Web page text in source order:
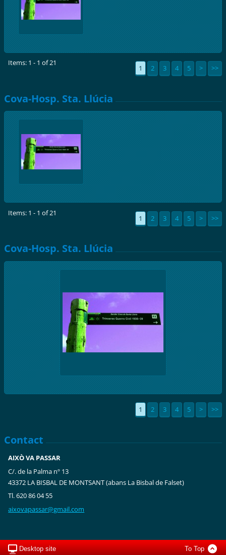
Items: 1 - 1 of 21
1 2 3 4 5 > >>
Cova-Hosp. Sta. Llúcia
Items: 1 - 1 of 21
1 2 3 4 5 > >>
Cova-Hosp. Sta. Llúcia
1 2 3 4 5 > >>
Contact
AIXÒ VA PASSAR
C/. de la Palma nº 13
43372 LA BISBAL DE MONTSANT (abans La Bisbal de Falset)
Tl. 620 86 04 55
aixovapassar@gmail.com
Desktop site To Top